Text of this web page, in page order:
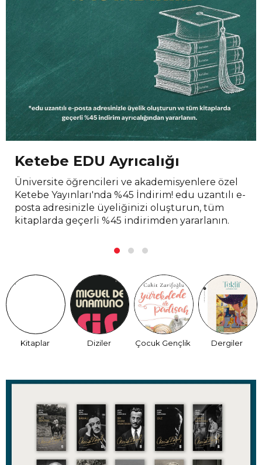
Ketebe EDU Ayrıcalığı
Üniversite öğrencileri ve akademisyenlere özel
Ketebe Yayınları'nda %45 İndirim! edu uzantılı e-
posta adresinizle üyeliğinizi oluşturun, tüm
kitaplarda geçerli %45 indirimden yararlanın.
Kitaplar Diziler Çocuk Gençlik Dergiler